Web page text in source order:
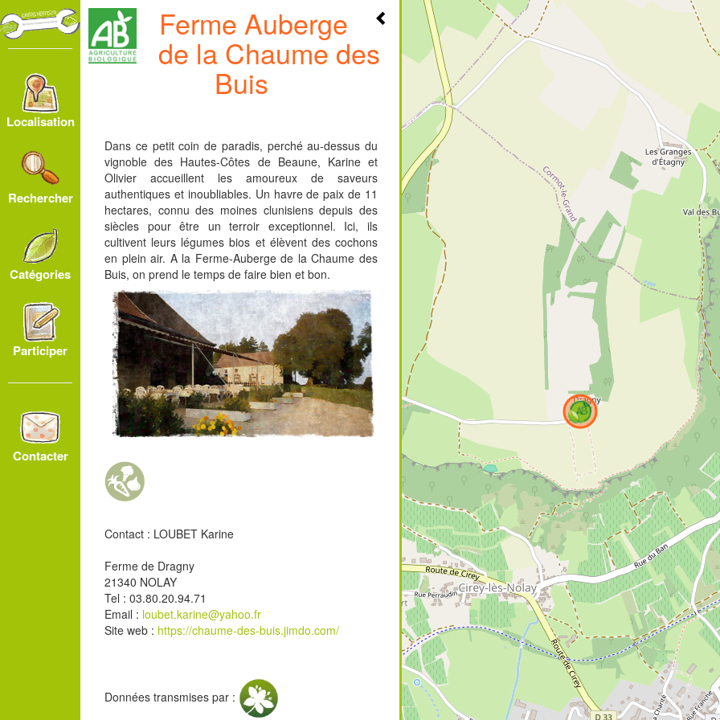
Localisation
Rechercher
Catégories
Participer
Contacter
Ferme Auberge
de la Chaume des
Buis
Dans ce petit coin de paradis, perché au-dessus du
vignoble des Hautes-Côtes de Beaune, Karine et
Olivier accueillent les amoureux de saveurs
authentiques et inoubliables. Un havre de paix de 11
hectares, connu des moines clunisiens depuis des
siècles pour être un terroir exceptionnel. Ici, ils
cultivent leurs légumes bios et élèvent des cochons
en plein air. A la Ferme-Auberge de la Chaume des
Buis, on prend le temps de faire bien et bon.
Contact : LOUBET Karine
Ferme de Dragny
21340 NOLAY
Tel : 03.80.20.94.71
Email : loubet.karine@yahoo.fr
Site web : https://chaume-des-buis.jimdo.com/
Données transmises par :